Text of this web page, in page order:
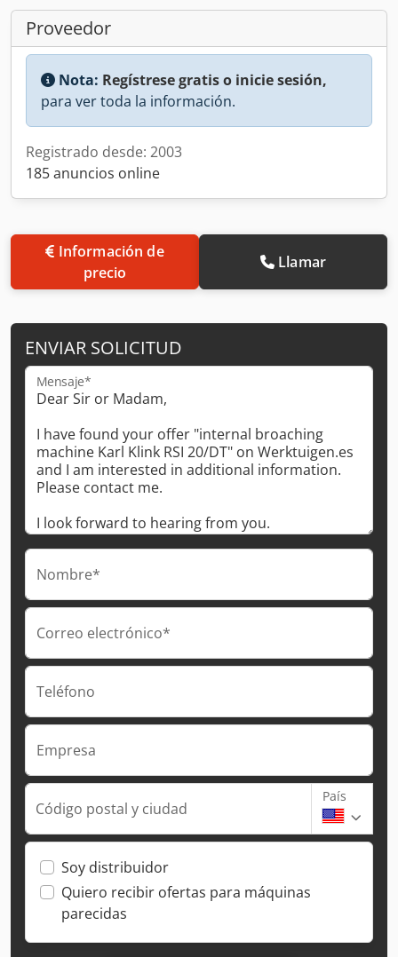
Proveedor
Nota: Regístrese gratis o inicie sesión,
para ver toda la información.
Registrado desde: 2003
185 anuncios online
precio
Llamar
ENVIAR SOLICITUD
Mensaje*
Nombre*
Correo electrónico*
Teléfono
Empresa
Código postal y ciudad
País
Soy distribuidor
Quiero recibir ofertas para máquinas
parecidas